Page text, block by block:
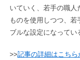
いていく、若手の職
ものを使用しつつ、
ブルな設定になってい
>>記事の詳細はこちら